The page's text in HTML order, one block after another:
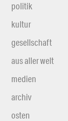
politik
kultur
gesellschaft
aus aller welt
medien
archiv
osten